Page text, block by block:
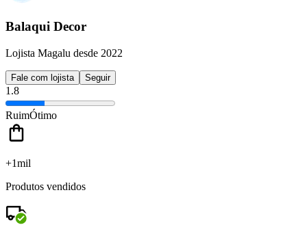
Balaqui Decor
Lojista Magalu desde 2022
Fale com lojista Seguir
1.8
RuimÓtimo
+1mil
Produtos vendidos